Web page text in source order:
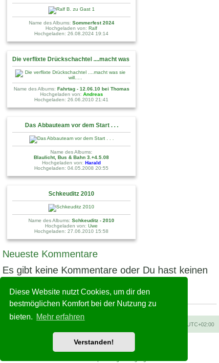
Diese Website nutzt Cookies, um dir den
bestmöglichen Komfort bei der Nutzung zu
bieten. Mehr erfahren
Verstanden!
Name des Albums: Sommerfest 2024
Hochgeladen von: Ralf
Hochgeladen: 26.08.2024 19:14
Die verflixte Drückschachtel ....macht was sie will.....
Name des Albums: Fahrtag - 12.06.10 bei Thomas
Hochgeladen von: Andreas
Hochgeladen: 26.06.2010 21:41
Das Abbauteam vor dem Start . . .
Name des Albums:
Blaulicht, Bus & Bahn 3.+4.5.08
Hochgeladen von: Harald
Hochgeladen: 04.05.2008 20:55
Schkeuditz 2010
Name des Albums: Schkeuditz - 2010
Hochgeladen von: Uwe
Hochgeladen: 27.06.2010 15:58
Neueste Kommentare
Es gibt keine Kommentare oder Du hast keinen
STATISTIK
UTC+02:00
Powered byphpBB® Forum Software © phpBB Limited
phpBB.de